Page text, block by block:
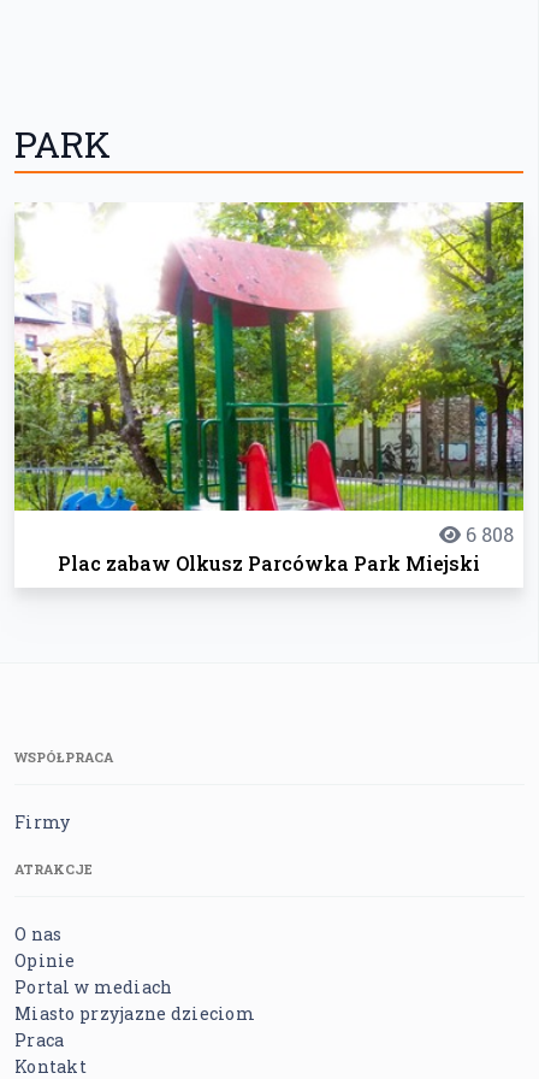
PARK
6 808
Plac zabaw Olkusz Parcówka Park Miejski
WSPÓŁPRACA
Firmy
ATRAKCJE
O nas
Opinie
Portal w mediach
Miasto przyjazne dzieciom
Praca
Kontakt